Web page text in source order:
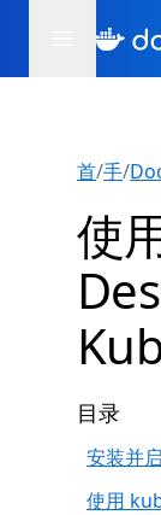
首页
/ 手册
/
使
目录
安装并
使用